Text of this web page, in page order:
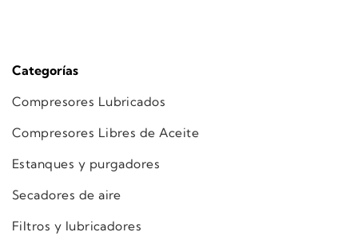
Categorías
Compresores Lubricados
Compresores Libres de Aceite
Estanques y purgadores
Secadores de aire
Filtros y lubricadores